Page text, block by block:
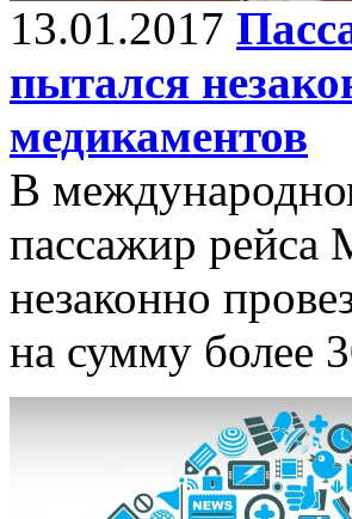
13.01.2017
пытался
медикаментов
В
пассажир рейса
незаконно
на сумму более